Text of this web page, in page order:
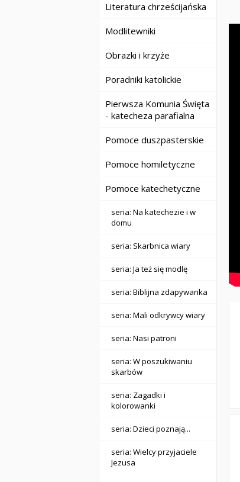
Literatura chrześcijańska
Modlitewniki
Obrazki i krzyże
Poradniki katolickie
Pierwsza Komunia Święta
- katecheza parafialna
Pomoce duszpasterskie
Pomoce homiletyczne
Pomoce katechetyczne
seria: Na katechezie i w
domu
seria: Skarbnica wiary
seria: Ja też się modlę
seria: Biblijna zdapywanka
seria: Mali odkrywcy wiary
seria: Nasi patroni
seria: W poszukiwaniu
skarbów
seria: Zagadki i
kolorowanki
seria: Dzieci poznają...
seria: Wielcy przyjaciele
Jezusa